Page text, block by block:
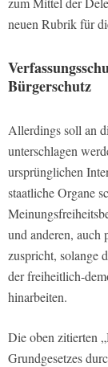
neuen Rubrik für
Bürgerschutz
Allerdings soll an
unterschlagen
ursprünglichen
staatliche Organe
und anderen, auch
zuspricht, solange
der freiheitlich-
hinarbeiten.
Die oben zitierten
Grundgesetzes